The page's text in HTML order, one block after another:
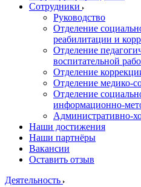
Сотрудники
Руководство
Отделение
реабилитации и
Отделение
воспитательной
Отделение
Отделение медико-
Отделение
информационно-
Административно-
Наши достижения
Наши партнёры
Вакансии
Оставить отзыв
Деятельность